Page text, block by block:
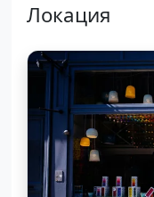
Локация